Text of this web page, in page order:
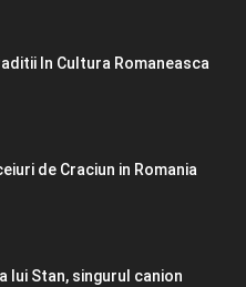
In Cultura Romaneasca
de Craciun in Romania
lui Stan, singurul canion